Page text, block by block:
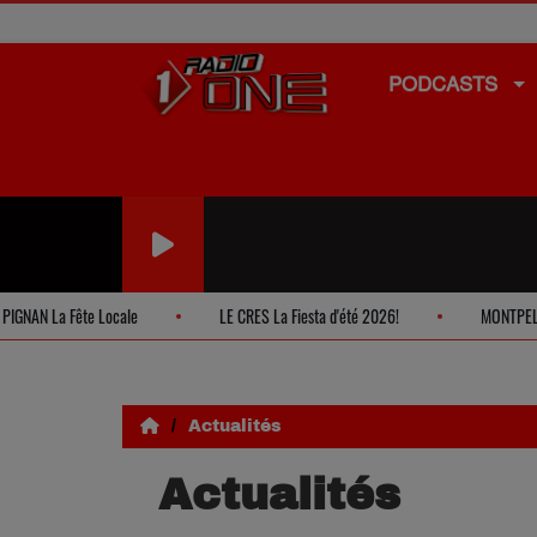
PODCASTS
Fête Locale LE CRES La Fiesta d'été 2026! MONTPELLIER
Actualités
Actualités